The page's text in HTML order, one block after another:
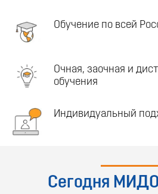
Обучение по всей
Очная, заочная и
обучения
Индивидуальный
Сегодня